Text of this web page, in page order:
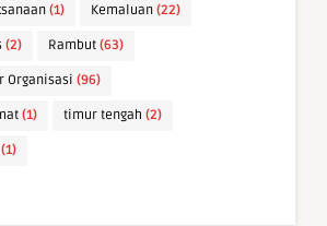
(1) Kemaluan (22)
(2) Rambut (63)
Organisasi (96)
(1) timur tengah (2)
(1)